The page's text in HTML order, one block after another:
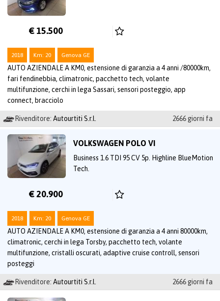
€ 15.500
2018 Km: 20 Genova GE
AUTO AZIENDALE A KM0, estensione di garanzia a 4 anni /80000km,
fari fendinebbia, climatronic, pacchetto tech, volante
multifunzione, cerchi in lega Sassari, sensori posteggio, app
connect, bracciolo
Rivenditore: Autourtiti S.r.l. 2666 giorni fa
VOLKSWAGEN POLO VI
Business 1.6 TDI 95 CV 5p. Highline BlueMotion
Tech.
€ 20.900
2018 Km: 20 Genova GE
AUTO AZIENDALE A KM0, estensione di garanzia a 4 anni 80000km,
climatronic, cerchi in lega Torsby, pacchetto tech, volante
multifunzione, cristalli oscurati, adaptive cruise controll, sensori
posteggi
Rivenditore: Autourtiti S.r.l. 2666 giorni fa